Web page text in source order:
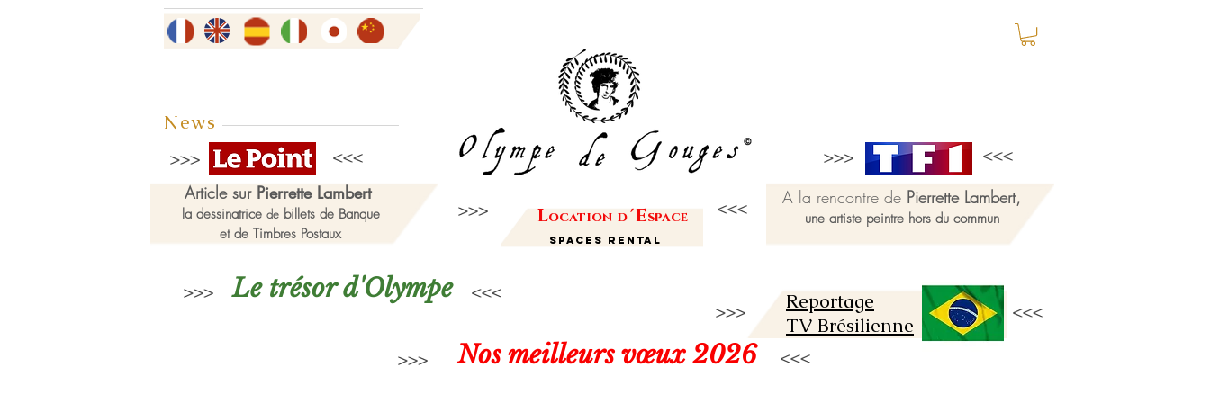
News
Article sur Pierrette Lambert
la dessinatrice debillets de Banque
et de Timbres Postaux
Location d'Espace
Spaces Rental
A la rencontre de Pierrette Lambert,
une artiste peintre hors du commun
Le trésor d'Olympe
Reportage
TV Brésilienne
Nos meilleurs vœux 2026